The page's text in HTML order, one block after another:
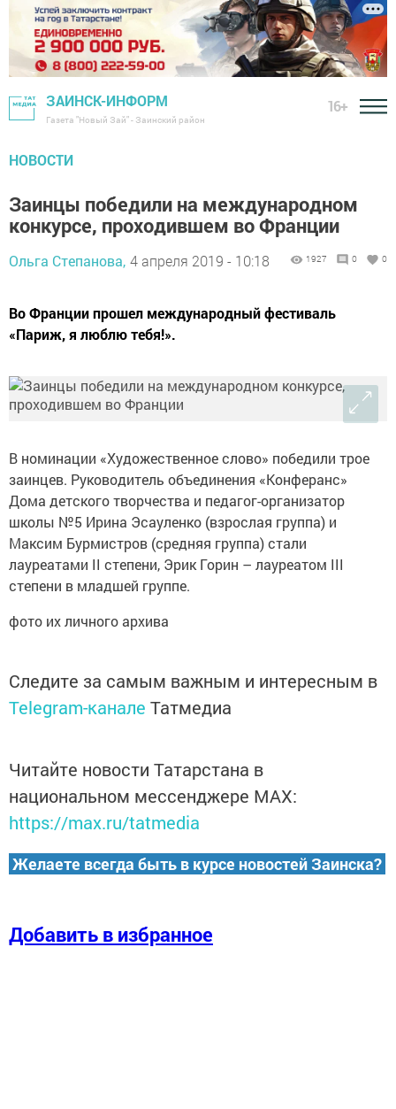
ЗАИНСК-ИНФОРМ
Газета "Новый Зай" - Заинский район
16+
НОВОСТИ
Заинцы победили на международном
конкурсе, проходившем во Франции
Ольга Степанова, 4 апреля 2019 - 10:18 1927 0 0
Во Франции прошел международный фестиваль
«Париж, я люблю тебя!».
В номинации «Художественное слово» победили трое
заинцев. Руководитель объединения «Конферанс»
Дома детского творчества и педагог-организатор
школы №5 Ирина Эсауленко (взрослая группа) и
Максим Бурмистров (средняя группа) стали
лауреатами II степени, Эрик Горин – лауреатом III
степени в младшей группе.
фото их личного архива
Следите за самым важным и интересным в
Telegram-канале Татмедиа
Читайте новости Татарстана в
национальном мессенджере MАХ:
https://max.ru/tatmedia
Желаете всегда быть в курсе новостей Заинска?
Добавить в избранное